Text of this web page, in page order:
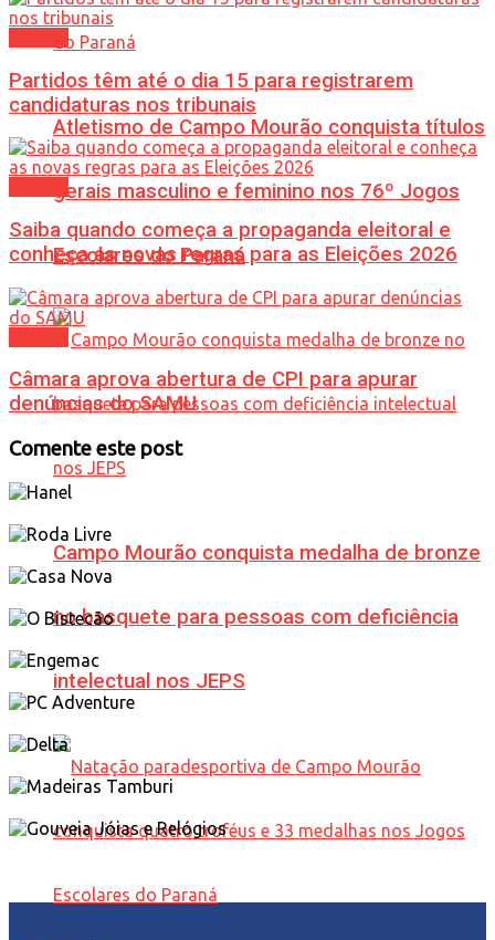
Atletismo de Campo Mourão conquista títulos
gerais masculino e feminino nos 76º Jogos
Escolares do Paraná
Campo Mourão conquista medalha de bronze
no basquete para pessoas com deficiência
intelectual nos JEPS
Partidos têm até o dia 15 para registrarem
candidaturas nos tribunais
Saiba quando começa a propaganda eleitoral e
conheça as novas regras para as Eleições 2026
Câmara aprova abertura de CPI para apurar
denúncias do SAMU
Comente este post